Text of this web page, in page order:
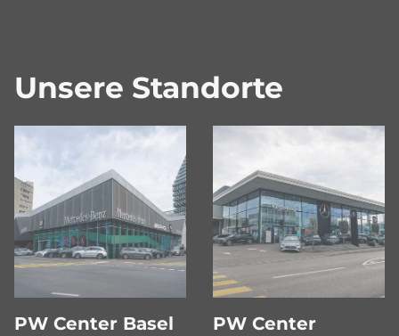
Unsere Standorte
PW Center Basel
PW Center